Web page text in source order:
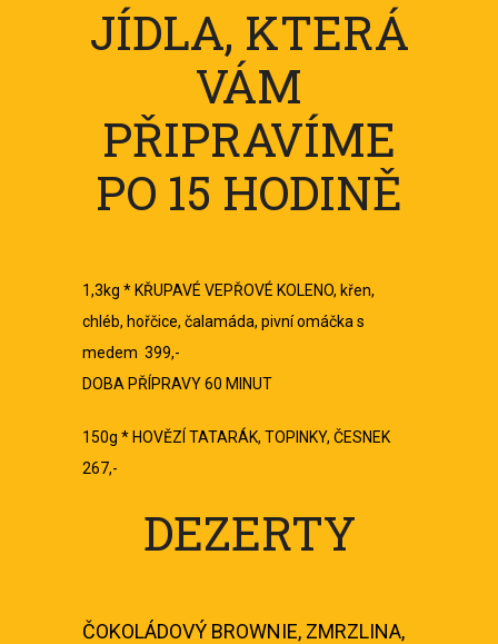
JÍDLA, KTERÁ
VÁM
PŘIPRAVÍME
PO 15 HODINĚ
1,3kg * KŘUPAVÉ VEPŘOVÉ KOLENO, křen,
chléb, hořčice, čalamáda, pivní omáčka s
medem 399,-
DOBA PŘÍPRAVY 60 MINUT
150g * HOVĚZÍ TATARÁK, TOPINKY, ČESNEK
267,-
DEZERTY
ČOKOLÁDOVÝ BROWNIE, ZMRZLINA,